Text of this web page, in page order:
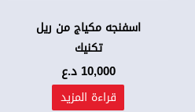
اسفنجه مكياج من ريل
تكنيك
10,000 د.ع
قراءة المزيد